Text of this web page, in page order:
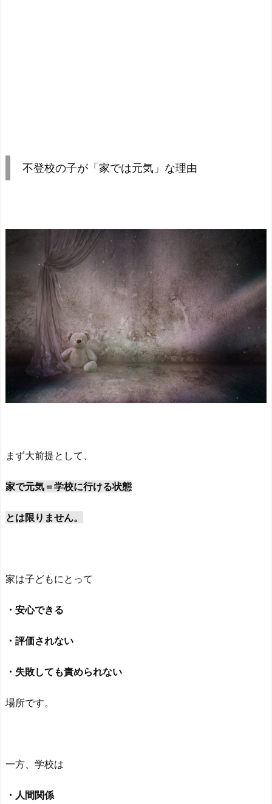
不登校の子が「家では元気」な理由
まず大前提として、
家で元気＝学校に行ける状態
とは限りません。
家は子どもにとって
・安心できる
・評価されない
・失敗しても責められない
場所です。
一方、学校は
・人間関係